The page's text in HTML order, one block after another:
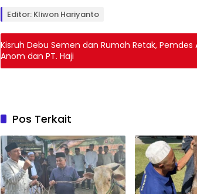
Editor: Kliwon Hariyanto
Kisruh Debu Semen dan Rumah Retak,
Anom dan PT. Haji
Pos Terkait